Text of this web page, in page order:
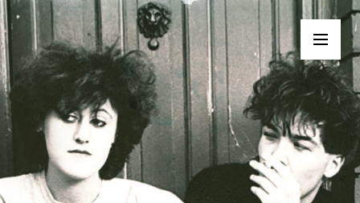
Toggle
menu